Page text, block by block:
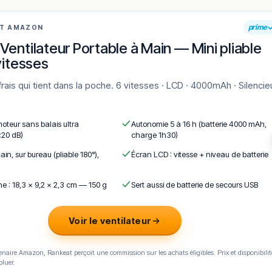
qui souhaitent s’immerger dans la riche palette de saveurs
à Meaux ou un habitant de longue date, ce restaurant est un
vous rendant sur : Améliorer la fiche de cet établissement
AMAZON prime
Ventilateur Portable à Main — Mini pliable
sans balais ultra
dB)
Autonomie 5 à 16 h (batterie 4000 mAh,
charge 1h30)
sur bureau (pliable 180°),
Écran LCD : vitesse + niveau de batterie
: 18,3 × 9,2 × 2,3 cm — 150 g Sert aussi de batterie de secours USB
Voir le ventilateur
Amazon, Rankeat perçoit une commission sur les achats éligibles. Prix et